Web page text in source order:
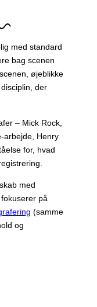
med standard
bag scenen
øjeblikke
der
– Mick Rock,
arbejde, Henry
for, hvad
med
på
(samme
og